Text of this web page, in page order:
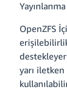
OpenZFS
yarı iletken